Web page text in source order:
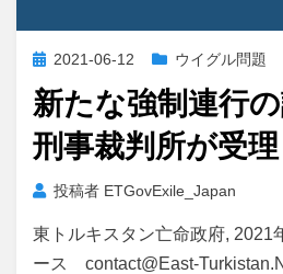
投
日:
2021-06-12 ウイグル問題
新たな強制連行
刑事裁判所が受理
投稿者 ETGovExile_Japan
東トルキスタン亡命政府, 2021
ース contact@East-